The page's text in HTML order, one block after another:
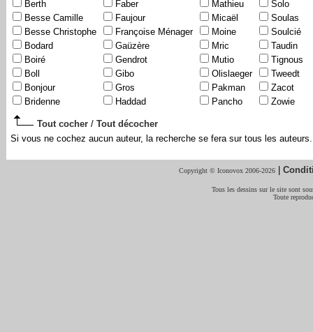
Berth
Faber Mathieu
Solo
Besse Camille
Faujour Micaël
Soulas
Besse Christophe
Françoise Ménager Moine
Soulcié
Bodard
Gaüzère Mric
Taudin
Boiré
Gendrot Mutio
Tignous
Boll
Gibo Olislaeger
Tweedt
Bonjour
Gros Pakman
Zacot
Bridenne
Haddad Pancho Zowie
Tout cocher / Tout décocher
Si vous ne cochez aucun auteur, la recherche se fera sur tous les auteurs.
Copyright © Iconovox 2006-2026 |
Tous les dessins sur le site sont
Toute